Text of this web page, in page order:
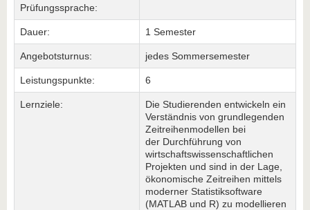
Prüfungssprache:
Dauer: 1 Semester
Angebotsturnus: jedes Sommersemester
Leistungspunkte: 6
Lernziele:
Die Studierenden entwickeln ein
Verständnis von grundlegenden
Zeitreihenmodellen bei
der Durchführung von
wirtschaftswissenschaftlichen
Projekten und sind in der Lage,
ökonomische Zeitreihen mittels
moderner Statistiksoftware
(MATLAB und R) zu modellieren